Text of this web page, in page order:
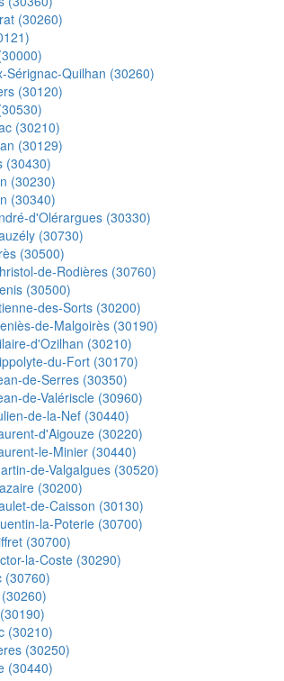
(30260)
Sérignac-Quilhan (30260)
(30120)
(30210)
(30129)
(30430)
(30230)
(30340)
d'Olérargues (30330)
(30730)
(30500)
de-Rodières (30760)
(30500)
des-Sorts (30200)
de-Malgoirès (30190)
d'Ozilhan (30210)
du-Fort (30170)
de-Serres (30350)
de-Valériscle (30960)
de-la-Nef (30440)
d'Aigouze (30220)
le-Minier (30440)
de-Valgalgues (30520)
(30200)
de-Caisson (30130)
la-Poterie (30700)
(30700)
la-Coste (30290)
(30760)
(30210)
(30250)
(30440)